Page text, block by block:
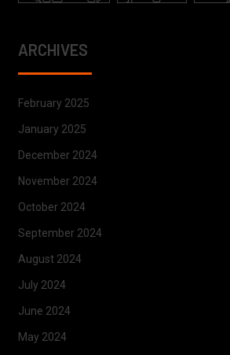
ARCHIVES
February 2025
January 2025
December 2024
November 2024
October 2024
September 2024
August 2024
July 2024
June 2024
May 2024